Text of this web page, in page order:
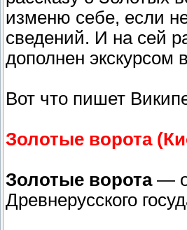
изменю себе, если
сведений. И на сей
дополнен экскурсом
Вот что пишет
Золотые ворота
Золотые ворота—
Древнерусского